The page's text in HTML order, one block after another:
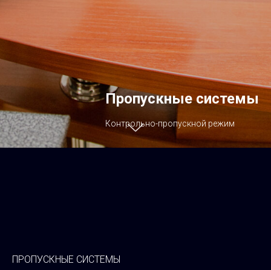
Пропускные системы
Контрольно-пропускной режим
ПРОПУСКНЫЕ СИСТЕМЫ